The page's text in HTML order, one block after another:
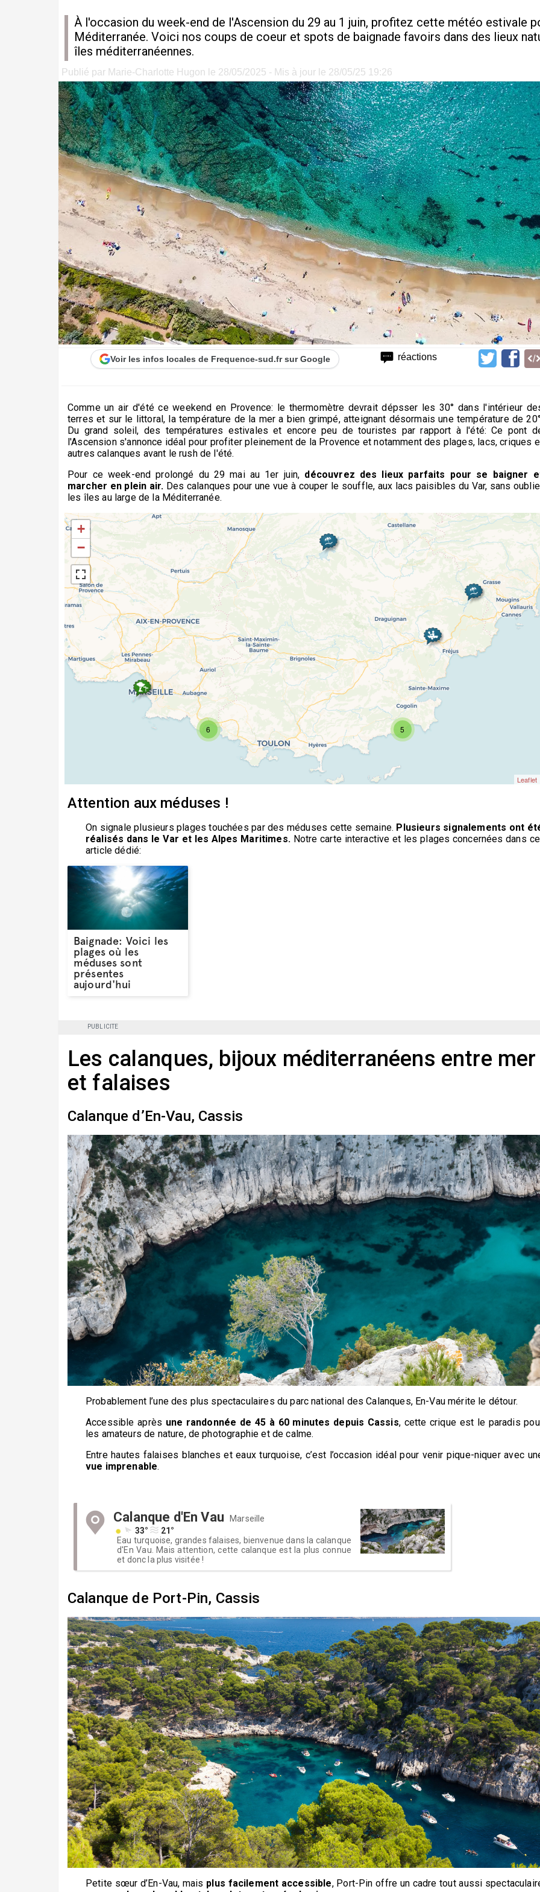
À l'occasion du week-end de l'Ascension du 29 au 1 juin, profitez cette météo estivale
Méditerranée. Voici nos coups de coeur et spots de baignade favoirs dans des lieux
îles méditerranéennes.
Publié par Marie-Charlotte Hugon le 28/05/2025 - Mis à jour le 28/05/25 19:26
réactions
Voir les infos locales de Frequence-sud.fr sur Google
Comme un air d'été ce weekend en Provence: le thermomètre devrait dépsser les 30° dans l'intérieur
terres et sur le littoral, la température de la mer a bien grimpé, atteignant désormais une température de
Du grand soleil, des températures estivales et encore peu de touristes par rapport à l'été: Ce pont
l'Ascension s'annonce idéal pour profiter pleinement de la Provence et notamment des plages, lacs, criques
autres calanques avant le rush de l'été.
Pour ce week-end prolongé du 29 mai au 1er juin, découvrez des lieux parfaits pour se baigner
marcher en plein air. Des calanques pour une vue à couper le souffle, aux lacs paisibles du Var, sans
les îles au large de la Méditerranée.
5
6
+
−
Leaflet
Attention aux méduses !
On signale plusieurs plages touchées par des méduses cette semaine. Plusieurs signalements ont
réalisés dans le Var et les Alpes Maritimes.Notre carte interactive et les plages concernées dans
article dédié:
Baignade: Voici les
plages où les
méduses sont
présentes
aujourd'hui
PUBLICITE
Les calanques, bijoux méditerranéens entre mer
et falaises
Calanque d’En-Vau, Cassis
Probablement l’une des plus spectaculaires du parc national des Calanques, En-Vau mérite le détour.
Accessible après une randonnée de 45 à 60 minutes depuis Cassis, cette crique est le paradis
les amateurs de nature, de photographie et de calme.
Entre hautes falaises blanches et eaux turquoise, c’est l’occasion idéal pour venir pique-niquer avec
vue imprenable.
Calanque d'En Vau
Marseille
33°
21°
Eau turquoise, grandes falaises, bienvenue dans la calanque
d'En Vau. Mais attention, cette calanque est la plus connue
et donc la plus visitée !
Calanque de Port-Pin, Cassis
Petite sœur d’En-Vau, mais plus facilement accessible, Port-Pin offre un cadre tout aussi